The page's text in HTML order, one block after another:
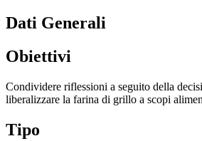
Dati Generali
Obiettivi
Condividere riflessioni a seguito della
liberalizzare la farina di grillo a scopi
Tipo